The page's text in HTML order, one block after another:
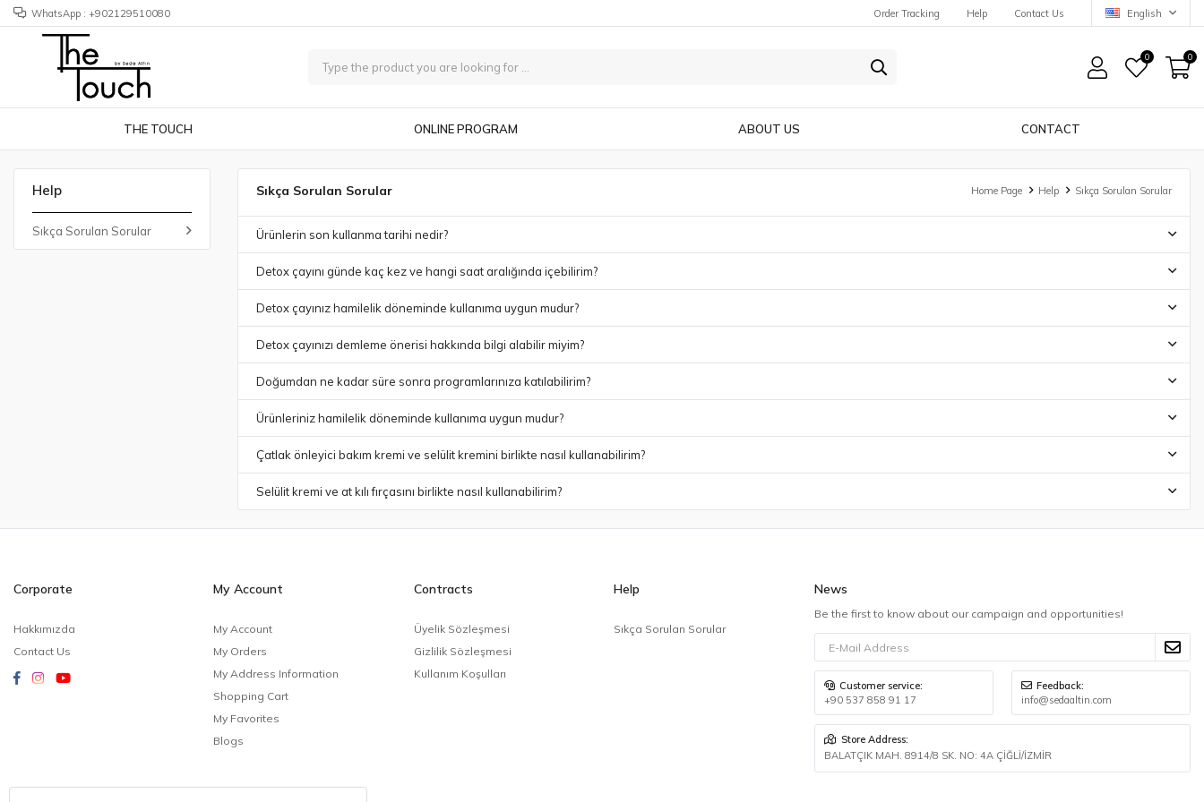
WhatsApp : +902129510080 Order Tracking Help Contact Us English
0 0
THE TOUCH ONLINE PROGRAM ABOUT US CONTACT
Help
Sıkça Sorulan Sorular
Sıkça Sorulan Sorular Home Page Help Sıkça Sorulan Sorular
Ürünlerin son kullanma tarihi nedir?
Detox çayını günde kaç kez ve hangi saat aralığında içebilirim?
Detox çayınız hamilelik döneminde kullanıma uygun mudur?
Detox çayınızı demleme önerisi hakkında bilgi alabilir miyim?
Doğumdan ne kadar süre sonra programlarınıza katılabilirim?
Ürünleriniz hamilelik döneminde kullanıma uygun mudur?
Çatlak önleyici bakım kremi ve selülit kremini birlikte nasıl kullanabilirim?
Selülit kremi ve at kılı fırçasını birlikte nasıl kullanabilirim?
Corporate
Hakkımızda
Contact Us
My Account
My Account
My Orders
My Address Information
Shopping Cart
My Favorites
Blogs
Contracts
Üyelik Sözleşmesi
Gizlilik Sözleşmesi
Kullanım Koşulları
Help
Sıkça Sorulan Sorular
News
Be the first to know about our campaign and opportunities!
Customer service:
+90 537 858 91 17
Feedback:
info@sedaaltin.com
Store Address:
BALATÇIK MAH. 8914/8 SK. NO: 4A ÇİĞLİ/İZMİR